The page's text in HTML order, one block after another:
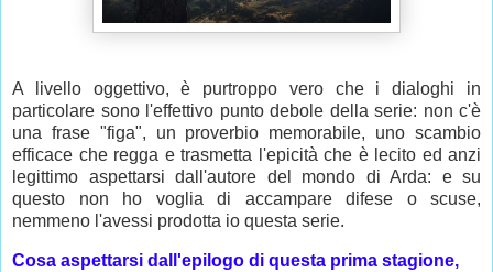
A livello oggettivo, è purtroppo vero che i dialoghi in
particolare sono l'effettivo punto debole della serie: non c'è
una frase "figa", un proverbio memorabile, uno scambio
efficace che regga e trasmetta l'epicità che è lecito ed anzi
legittimo aspettarsi dall'autore del mondo di Arda: e su
questo non ho voglia di accampare difese o scuse,
nemmeno l'avessi prodotta io questa serie.
Cosa aspettarsi dall'epilogo di questa prima stagione,